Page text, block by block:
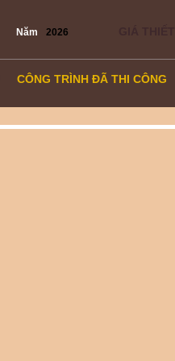
Năm 2026
CÔNG TRÌNH ĐÃ THI CÔNG